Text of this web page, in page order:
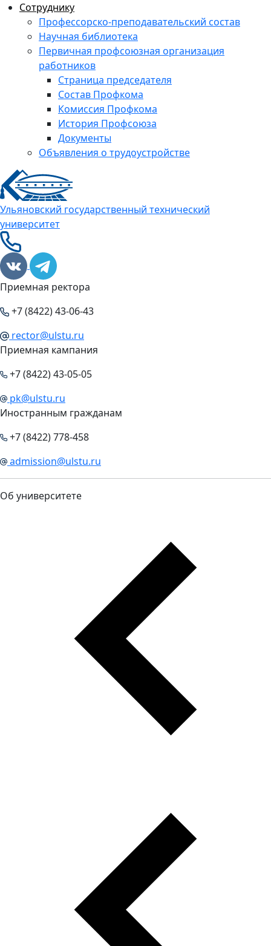
Сотруднику
Профессорско-преподавательский состав
Научная библиотека
Первичная профсоюзная организация
работников
Страница председателя
Состав Профкома
Комиссия Профкома
История Профсоюза
Документы
Объявления о трудоустройстве
Ульяновский государственный технический
университет
Приемная ректора
+7 (8422) 43-06-43
rector@ulstu.ru
Приемная кампания
+7 (8422) 43-05-05
pk@ulstu.ru
Иностранным гражданам
+7 (8422) 778-458
admission@ulstu.ru
Об университете